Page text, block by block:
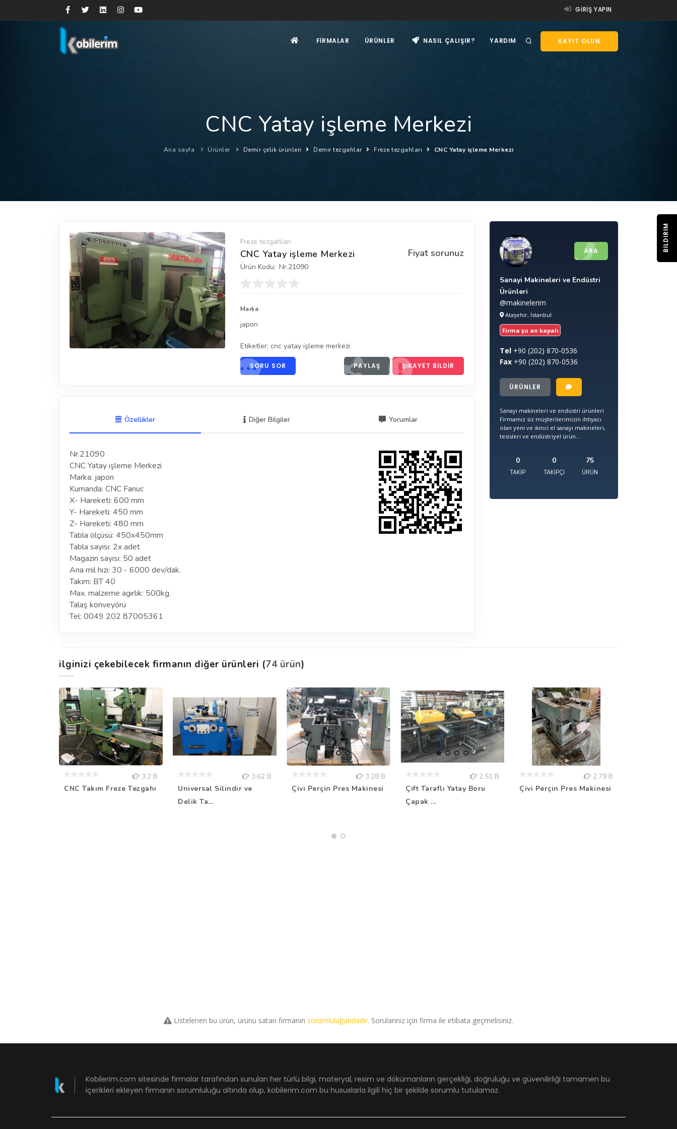
GIRIŞ YAPIN
KAYIT OLUN
FIRMALAR ÜRÜNLER NASIL ÇALIŞIR? YARDIM
CNC Yatay işleme Merkezi
Ana sayfa Ürünler Demir çelik ürünleri Demir tezgahlar Freze tezgahları CNC Yatay işleme Merkezi
Freze tezgahları
Fiyat sorunuz
CNC Yatay işleme Merkezi
Ürün Kodu: Nr.21090
Marka:
japon
Etiketler: cnc yatay işleme merkezi
SORU SOR PAYLAŞ ŞIKAYET BILDIR
Özellikler Diğer Bilgiler Yorumlar
Nr.21090
CNC Yatay işleme Merkezi
Marka: japon
Kumanda: CNC Fanuc
X- Hareketi: 600 mm
Y- Hareketi: 450 mm
Z- Hareketi: 480 mm
Tabla ölçüsü: 450x450mm
Tabla sayısı: 2x adet
Magazin sayısı: 50 adet
Ana mil hızı: 30 - 6000 dev/dak.
Takım: BT 40
Max. malzeme agırlık: 500kg.
Talaş konveyörü
Tel: 0049 202 87005361
ARA
Sanayi Makineleri ve Endüstri
Ürünleri
@makinelerim
Ataşehir, İstanbul
Firma şu an kapalı
Tel +90 (202) 870-0536
Fax +90 (202) 870-0536
ÜRÜNLER
Sanayi makineleri ve endüstri ürünleri
Firmamız siz müşterilerimizin ihtiyacı
olan yeni ve ikinci el sanayi makineleri,
tesisleri ve endüstriyel ürün...
0
TAKIP
0
TAKIPÇI
75
ÜRÜN
ilginizi çekebilecek firmanın diğer ürünleri (74 ürün)
3.2 B
CNC Takım Freze Tezgahı
3.62 B
Universal Silindir ve
Delik Ta...
3.28 B
Çivi Perçin Pres Makinesi
2.51 B
Çift Taraflı Yatay Boru
Çapak ...
2.79 B
Çivi Perçin Pres Makinesi
Listelenen bu ürün, ürünü satan firmanın sorumluluğundadır. Sorularınız için firma ile irtibata geçmelisiniz.
Kobilerim.com sitesinde firmalar tarafından sunulan her türlü bilgi, materyal, resim ve dökümanların gerçekliği, doğruluğu ve güvenilirliği tamamen bu
içerikleri ekleyen firmanın sorumluluğu altında olup, kobilerim.com bu hususlarla ilgili hiç bir şekilde sorumlu tutulamaz.
BILDIRIM